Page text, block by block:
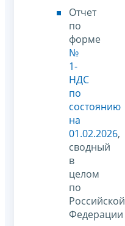
Отчет
по
форме
№
1-
НДС
по
состоянию
на
01.02.2026,
сводный
в
целом
по
Российской
Федерации